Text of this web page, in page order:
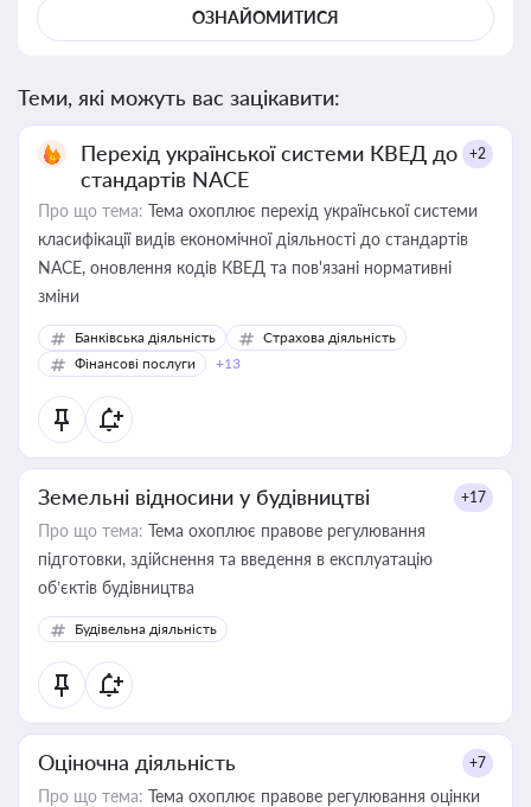
ОЗНАЙОМИТИСЯ
Теми, які можуть вас зацікавити:
Перехід української системи КВЕД до
стандартів NACE
+2
Про що тема: Тема охоплює перехід української системи
класифікації видів економічної діяльності до стандартів
NACE, оновлення кодів КВЕД та пов'язані нормативні
зміни
Банківська діяльність
Страхова діяльність
Фінансові послуги
+13
Земельні відносини у будівництві +17
Про що тема: Тема охоплює правове регулювання
підготовки, здійснення та введення в експлуатацію
об’єктів будівництва
Будівельна діяльність
Оціночна діяльність +7
Про що тема: Тема охоплює правове регулювання оцінки